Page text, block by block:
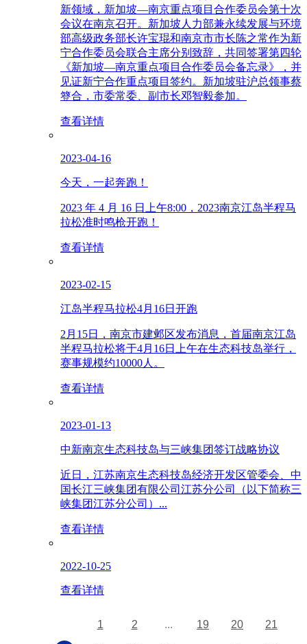
新领域，新加坡—南京重点项目合作委员会第十次
会议在南京召开。新加坡人力部兼永续发展与环境
部高级政务部长许宝琨和南京市市长陈之常作为新
宁合作委员会联合主席分别致辞，共同签署第四轮
《新加坡—南京重点项目合作委员会备忘录》，并
见证新宁合作重点项目签约。新加坡驻沪总领事蔡
簦合，市委常委、副市长邓智毅参加。
查看详情
2023-04-16
今天，一起奔跑！
2023 年 4 月 16 日上午8:00，2023南京江岛半程马
拉松准时鸣枪开跑！
查看详情
2023-02-15
江岛半程马拉松4月16日开跑
2月15日，南京市建邺区发布消息，首届南京江岛
半程马拉松将于4月16日上午在生态科技岛举行，
赛事规模约10000人。
查看详情
2023-01-13
中新南京生态科技岛与三峡集团签订战略协议
近日，江苏南京生态科技岛经济开发区管委会、中
国长江三峡集团有限公司江苏分公司（以下简称三
峡集团江苏分公司）...
查看详情
2022-10-25
查看详情
1 2 ... 19 20 21